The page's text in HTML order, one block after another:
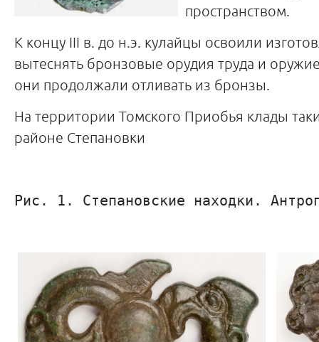
пространством.
К концу III в. до н.э. кулайцы освоили
вытеснять бронзовые орудия труда и
они продолжали отливать из бронзы.
На территории Томского Приобья клады
районе Степановки
Рис. 1. Степановские находки.